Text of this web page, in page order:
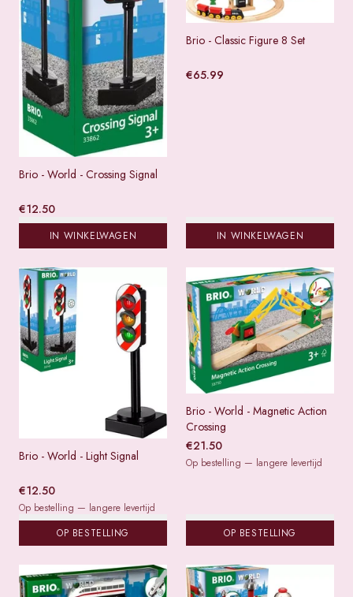
Brio - World - Crossing Signal
€12.50
IN WINKELWAGEN
Brio - Classic Figure 8 Set
€65.99
IN WINKELWAGEN
Brio - World - Light Signal
€12.50
Op bestelling — langere levertijd
OP BESTELLING
Brio - World - Magnetic Action
Crossing
€21.50
Op bestelling — langere levertijd
OP BESTELLING